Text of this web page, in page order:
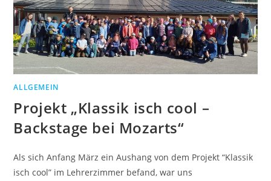
ALLGEMEIN
Projekt „Klassik isch cool –
Backstage bei Mozarts“
Als sich Anfang März ein Aushang von dem Projekt “Klassik
isch cool” im Lehrerzimmer befand, war uns